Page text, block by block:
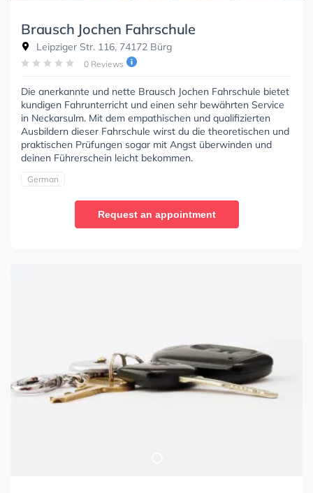
Brausch Jochen Fahrschule
Leipziger Str. 116, 74172 Bürg
0 Reviews
Die anerkannte und nette Brausch Jochen Fahrschule bietet
kundigen Fahrunterricht und einen sehr bewährten Service
in Neckarsulm. Mit dem empathischen und qualifizierten
Ausbildern dieser Fahrschule wirst du die theoretischen und
praktischen Prüfungen sogar mit Angst überwinden und
deinen Führerschein leicht bekommen.
German
Request an appointment